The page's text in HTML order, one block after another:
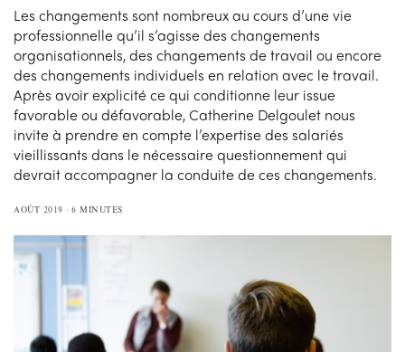
Les changements sont nombreux au cours d’une vie
professionnelle qu’il s’agisse des changements
organisationnels, des changements de travail ou encore
des changements individuels en relation avec le travail.
Après avoir explicité ce qui conditionne leur issue
favorable ou défavorable, Catherine Delgoulet nous
invite à prendre en compte l’expertise des salariés
vieillissants dans le nécessaire questionnement qui
devrait accompagner la conduite de ces changements.
AOÛT 2019 6 MINUTES